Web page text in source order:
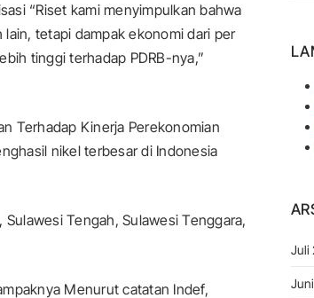
“Riset kami menyimpulkan bahwa
tetapi dampak ekonomi dari per
tinggi terhadap PDRB-nya,”
Terhadap Kinerja Perekonomian
nikel terbesar di Indonesia
Tengah, Sulawesi Tenggara,
Menurut catatan Indef,
Juli